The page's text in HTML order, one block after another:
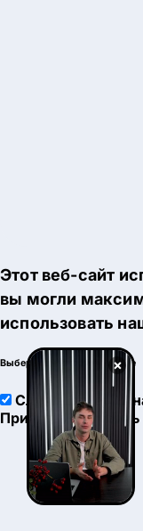
×
Этот веб-сайт
вы могли
использовать
Выберите настройки cookie
Служебные
Принять
Настроить